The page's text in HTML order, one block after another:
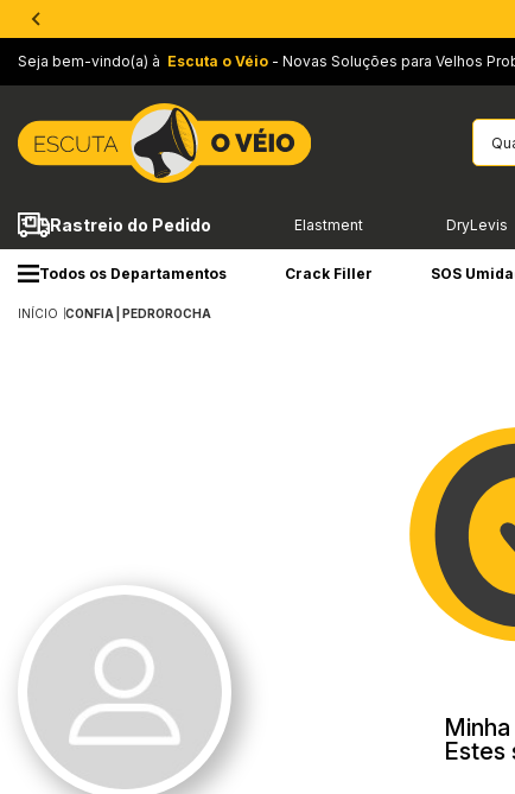
Seja bem-vindo(a) à Escuta o Véio - Novas Soluções para Velhos
Rastreio do Pedido Elastment DryLevis
Todos os Departamentos Crack Filler SOS
INÍCIO CONFIA | PEDROROCHA
Estes